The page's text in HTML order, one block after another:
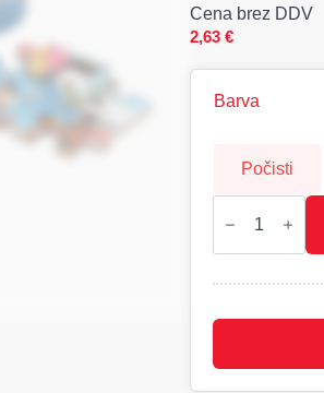
Cena brez DDV
2,63€
Barva
Počisti
PAZURU,
Puzzle